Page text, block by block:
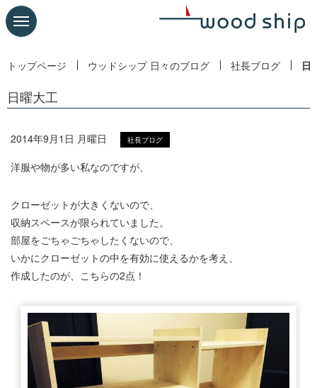
トップページ ウッドシップ 日々のブログ 社長ブログ 日
日曜大工
2014年9月1日 月曜日 社長ブログ
洋服や物が多い私なのですが、
クローゼットが大きくないので、
収納スペースが限られていました。
部屋をごちゃごちゃしたくないので、
いかにクローゼットの中を有効に使えるかを考え、
作成したのが、こちらの2点！